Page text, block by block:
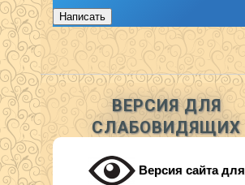
Написать
ВЕРСИЯ ДЛЯ
СЛАБОВИДЯЩИХ
Версия сайта для